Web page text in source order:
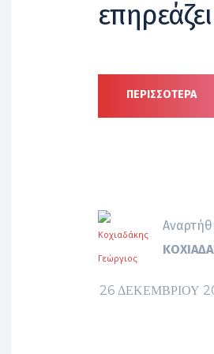
ΠΕΡΙΣΣΟΤΕΡΑ
26 ΔΕΚΕΜΒΡΊΟΥ